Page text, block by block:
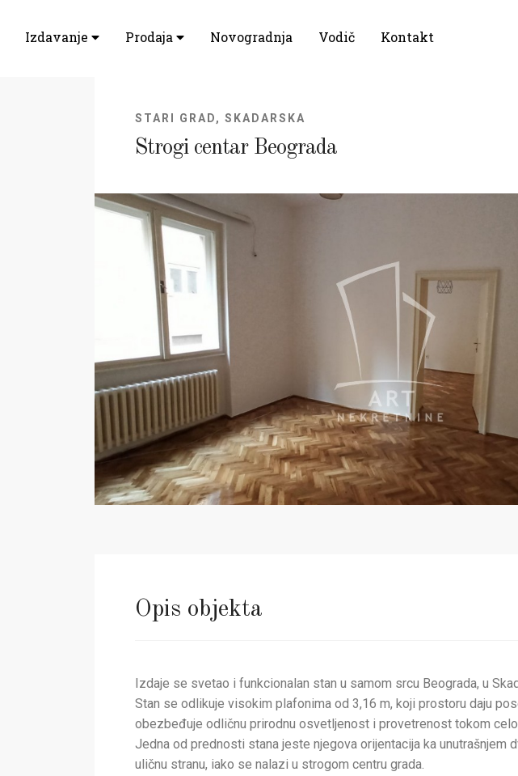
Izdavanje Prodaja Novogradnja Vodič Kontakt
STARI GRAD, SKADARSKA
Strogi centar Beograda
Previous
Opis objekta
Izdaje se svetao i funkcionalan stan u samom srcu Beograda, u
Stan se odlikuje visokim plafonima od 3,16 m, koji prostoru daju
obezbeđuje odličnu prirodnu osvetljenost i provetrenost tokom
Jedna od prednosti stana jeste njegova orijentacija ka unutrašnjem
uličnu stranu, iako se nalazi u strogom centru grada.